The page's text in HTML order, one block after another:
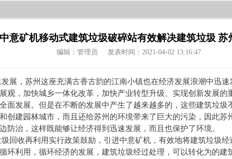
中意矿机移动式建筑垃圾破碎站有效解决建筑垃圾 苏
编辑：管理员 发表时间：2021-04-02 13:16:47
展，苏州这座充满古香古韵的江南小镇也在经济发展浪潮中迅速
观，加快城乡一体化改革，加快产业转型升级、实现创新发展的
面发展。但是在不断的发展中产生了越来越多的，这些建筑垃圾
创建园林城市，而且还给苏州的环境带来了巨大的污染，因此苏
防治，这样既能够让经济得到迅速发展，而且也保护了环境。
回收再利用实行政策鼓励，引进中意矿机，有效地将建筑垃圾经
环利用，循环经济的发展，建筑垃圾经过处理，可以转化为的建